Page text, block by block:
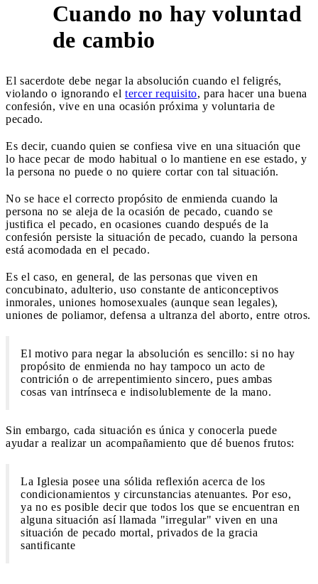
Cuando no hay voluntad
de cambio
El sacerdote debe negar la absolución cuando el feligrés,
violando o ignorando el tercer requisito, para hacer una buena
confesión, vive en una ocasión próxima y voluntaria de
pecado.
Es decir, cuando quien se confiesa vive en una situación que
lo hace pecar de modo habitual o lo mantiene en ese estado, y
la persona no puede o no quiere cortar con tal situación.
No se hace el correcto propósito de enmienda cuando la
persona no se aleja de la ocasión de pecado, cuando se
justifica el pecado, en ocasiones cuando después de la
confesión persiste la situación de pecado, cuando la persona
está acomodada en el pecado.
Es el caso, en general, de las personas que viven en
concubinato, adulterio, uso constante de anticonceptivos
inmorales, uniones homosexuales (aunque sean legales),
uniones de poliamor, defensa a ultranza del aborto, entre otros.
El motivo para negar la absolución es sencillo: si no hay
propósito de enmienda no hay tampoco un acto de
contrición o de arrepentimiento sincero, pues ambas
cosas van intrínseca e indisolublemente de la mano.
Sin embargo, cada situación es única y conocerla puede
ayudar a realizar un acompañamiento que dé buenos frutos:
La Iglesia posee una sólida reflexión acerca de los
condicionamientos y circunstancias atenuantes. Por eso,
ya no es posible decir que todos los que se encuentran en
alguna situación así llamada "irregular" viven en una
situación de pecado mortal, privados de la gracia
santificante